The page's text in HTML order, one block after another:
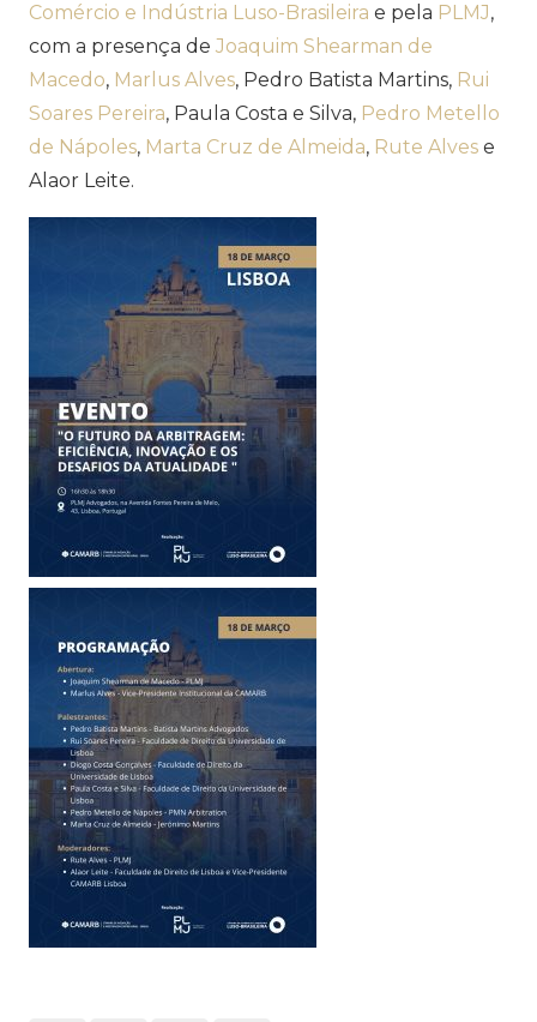
Comércio e Indústria Luso-Brasileira e pela PLMJ,
com a presença de Joaquim Shearman de
Macedo, Marlus Alves, Pedro Batista Martins, Rui
Soares Pereira, Paula Costa e Silva, Pedro Metello
de Nápoles, Marta Cruz de Almeida, Rute Alves e
Alaor Leite.